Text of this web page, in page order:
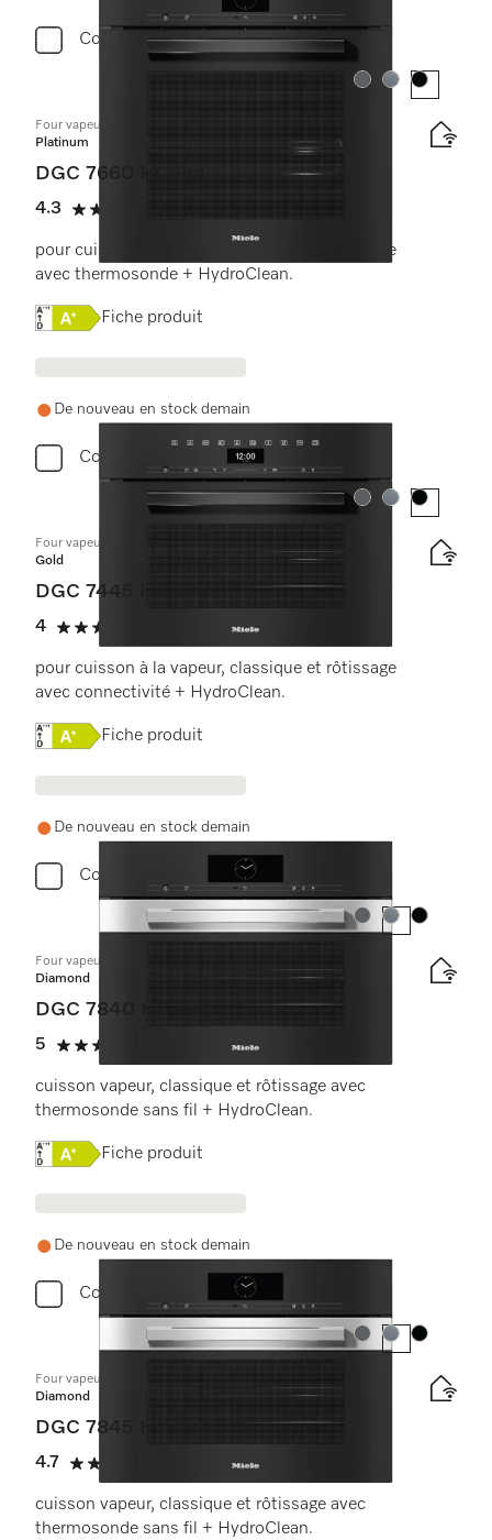
Comparer
Couleur:
Couleur:Couleur:
Four vapeur combiné
Platinum
DGC 7660 HC Pro
4.3
4.3 étoiles sur 5
pour cuisson à la vapeur, classique et rôtissage
avec thermosonde + HydroClean.
Online Label Flag, Étiquette énergétique
Fiche produit
De nouveau en stock demain
Comparer
Couleur:
Couleur:Couleur:
Four vapeur combiné compact avec raccordement à l’eau
Gold
DGC 7445 HC Pro
4
4 étoiles sur 5
(1 critique)
pour cuisson à la vapeur, classique et rôtissage
avec connectivité + HydroClean.
Online Label Flag, Étiquette énergétique
Fiche produit
De nouveau en stock demain
Comparer
Couleur:
Couleur:Couleur:
Four vapeur combiné compact
Diamond
DGC 7840 HC Pro
5
5 étoiles sur 5
(1 critique)
cuisson vapeur, classique et rôtissage avec
thermosonde sans fil + HydroClean.
Online Label Flag, Étiquette énergétique
Fiche produit
De nouveau en stock demain
Comparer
Couleur:
Couleur:Couleur:
Four vapeur combiné compact avec raccordement à l’eau
Diamond
DGC 7845 HC Pro
4.7
4.7 étoiles sur 5
(3 critiques)
cuisson vapeur, classique et rôtissage avec
thermosonde sans fil + HydroClean.